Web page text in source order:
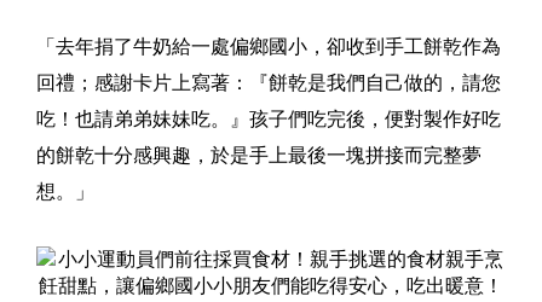
「去年捐了牛奶給一處偏鄉國小，卻收到手工餅乾作為
回禮；感謝卡片上寫著：『餅乾是我們自己做的，請您
吃！也請弟弟妹妹吃。』孩子們吃完後，便對製作好吃
的餅乾十分感興趣，於是手上最後一塊拼接而完整夢
想。」